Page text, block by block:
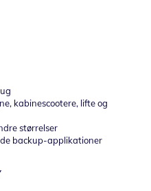
kabinescootere, lifte og
størrelser
backup-applikationer